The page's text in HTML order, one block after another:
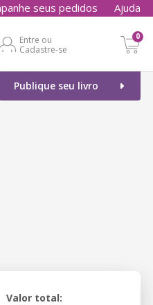
seus pedidos Ajuda
Entre ou
Cadastre-se
0
Publique seu livro
Valor total: